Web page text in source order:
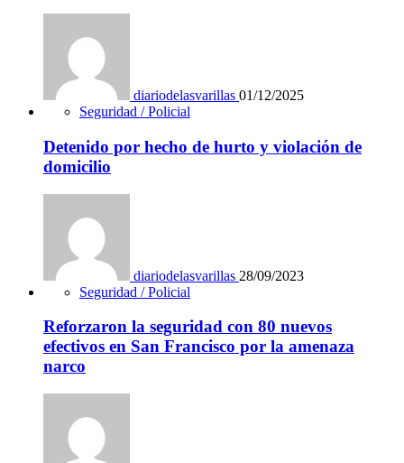
diariodelasvarillas 01/12/2025
Seguridad / Policial
Detenido por hecho de hurto y violación de
domicilio
diariodelasvarillas 28/09/2023
Seguridad / Policial
Reforzaron la seguridad con 80 nuevos
efectivos en San Francisco por la amenaza
narco